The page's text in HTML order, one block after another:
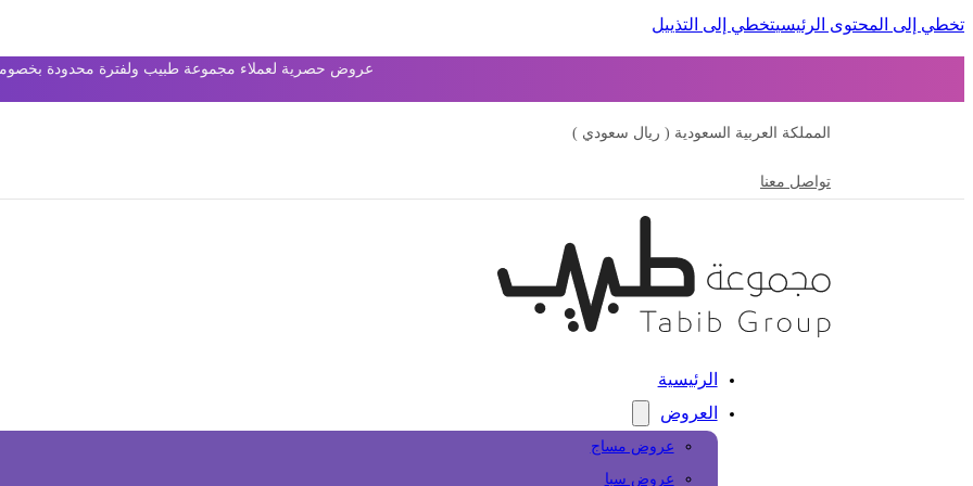
تخطي إلى المحتوى الرئيسيتخطي إلى التذييل
عروض حصرية لعملاء مجموعة طبيب ولفترة محدودة بخصومات
المملكة العربية السعودية ( ريال سعودي )
تواصل معنا
الرئيسية
العروض
عروض مساج
عروض سبا